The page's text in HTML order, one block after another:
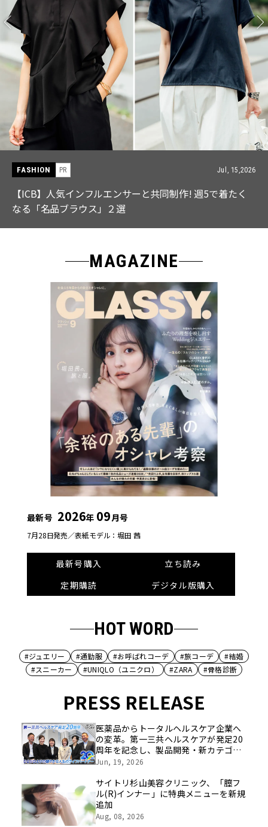
FASHION PR Jul, 15,2026
【ICB】人気インフルエンサーと共同制作! 週5で着たく
なる「名品ブラウス」２選
MAGAZINE
最新号 2026年 09月号
7月28日発売／表紙モデル：堀田 茜
最新号購入
立ち読み
定期購読
デジタル版購入
HOT WORD
#ジュエリー #通勤服 #お呼ばれコーデ #旅コーデ
#結婚
#スニーカー
#UNIQLO（ユニクロ） #ZARA #骨格診断
PRESS RELEASE
医薬品からトータルヘルスケア企業へ
の変革。第一三共ヘルスケアが発足20
周年を記念し、製品開発・新カテゴリ
挑戦の舞台や旧社統合時のエピソード
像を公開！
Jun, 19, 2026
サイトリ杉山美容クリニック、「膣フ
ル(R)インナー」に特典メニューを新規
追加
Aug, 08, 2026